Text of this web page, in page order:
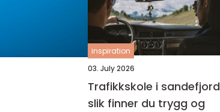
inspiration
03. July 2026
Trafikkskole i sandefjord
slik finner du trygg og